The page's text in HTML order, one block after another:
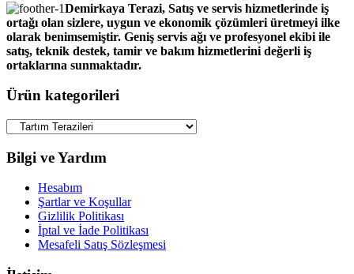
Demirkaya Terazi, Satış ve servis hizmetlerinde iş
ortağı olan sizlere, uygun ve ekonomik çözümleri üretmeyi ilke
olarak benimsemiştir. Geniş servis ağı ve profesyonel ekibi ile
satış, teknik destek, tamir ve bakım hizmetlerini değerli iş
ortaklarına sunmaktadır.
Ürün kategorileri
Bilgi ve Yardım
Hesabım
Şartlar ve Koşullar
Gizlilik Politikası
İptal ve İade Politikası
Mesafeli Satış Sözleşmesi